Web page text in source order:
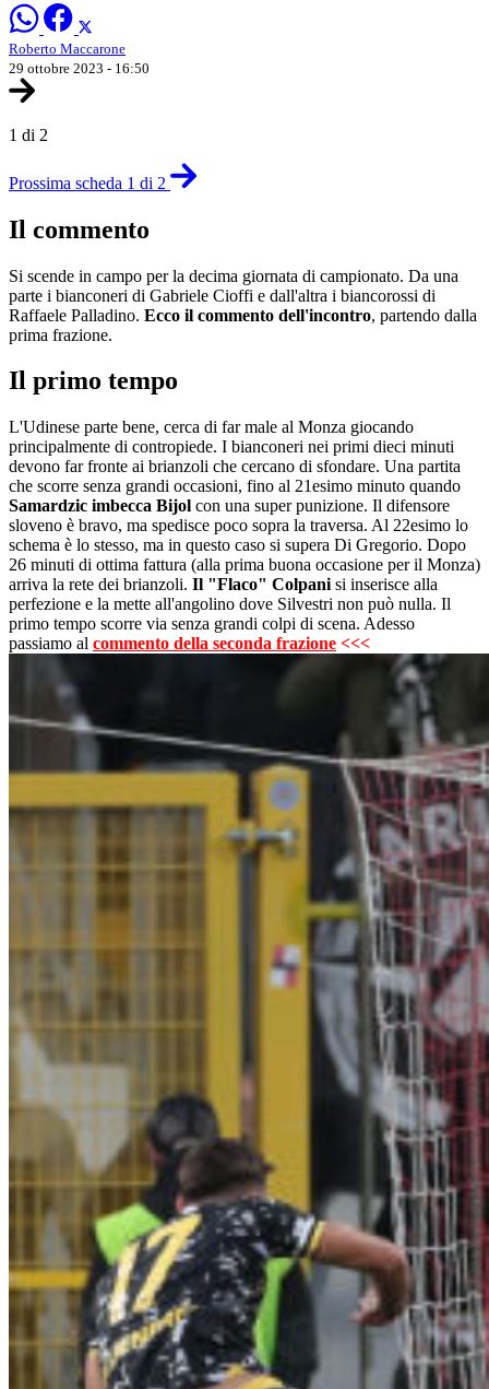
Roberto Maccarone
29 ottobre 2023 - 16:50
1 di 2
Prossima scheda 1 di 2
Il commento
Si scende in campo per la decima giornata di campionato. Da una
parte i bianconeri di Gabriele Cioffi e dall'altra i biancorossi di
Raffaele Palladino. Ecco il commento dell'incontro, partendo dalla
prima frazione.
Il primo tempo
L'Udinese parte bene, cerca di far male al Monza giocando
principalmente di contropiede. I bianconeri nei primi dieci minuti
devono far fronte ai brianzoli che cercano di sfondare. Una partita
che scorre senza grandi occasioni, fino al 21esimo minuto quando
Samardzic imbecca Bijol con una super punizione. Il difensore
sloveno è bravo, ma spedisce poco sopra la traversa. Al 22esimo lo
schema è lo stesso, ma in questo caso si supera Di Gregorio. Dopo
26 minuti di ottima fattura (alla prima buona occasione per il Monza)
arriva la rete dei brianzoli. Il "Flaco" Colpani si inserisce alla
perfezione e la mette all'angolino dove Silvestri non può nulla. Il
primo tempo scorre via senza grandi colpi di scena. Adesso
passiamo al commento della seconda frazione <<<